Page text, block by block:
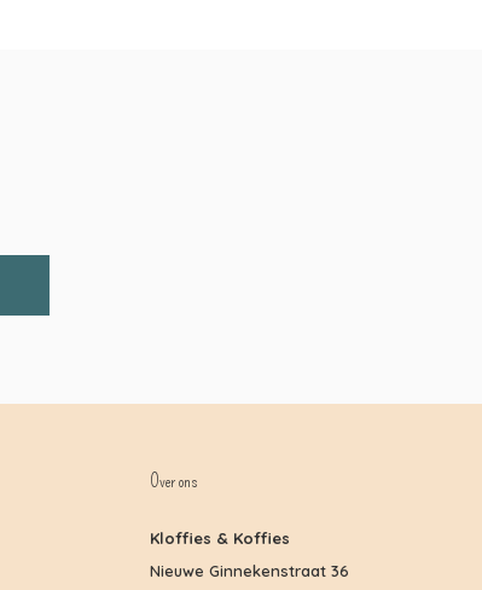
Over ons
Kloffies & Koffies
Nieuwe Ginnekenstraat 36